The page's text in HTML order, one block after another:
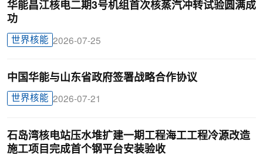
华能昌江核电二期3号机组首次核蒸汽冲转试验圆满成
功
世界核能 2026-07-25
中国华能与山东省政府签署战略合作协议
世界核能 2026-07-21
石岛湾核电站压水堆扩建一期工程海工工程冷源改造
施工项目完成首个钢平台安装验收